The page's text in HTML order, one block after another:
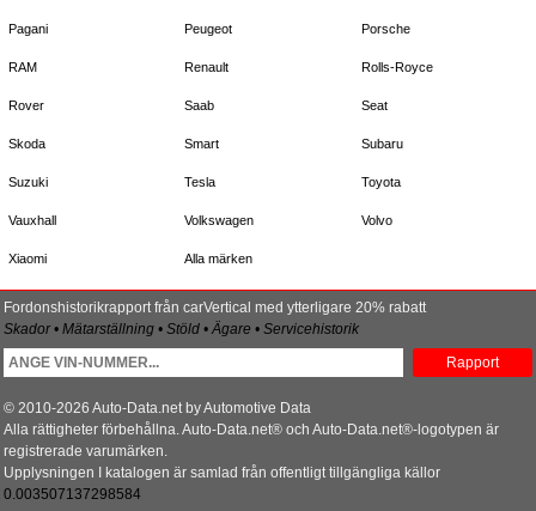
Pagani Peugeot Porsche
RAM Renault Rolls-Royce
Rover Saab Seat
Skoda Smart Subaru
Suzuki Tesla Toyota
Vauxhall Volkswagen Volvo
Xiaomi Alla märken
Fordonshistorikrapport från carVertical med ytterligare 20% rabatt
Skador • Mätarställning • Stöld • Ägare • Servicehistorik
Rapport
© 2010-2026 Auto-Data.net by Automotive Data
Alla rättigheter förbehållna. Auto-Data.net® och Auto-Data.net®-logotypen är
registrerade varumärken.
Upplysningen I katalogen är samlad från offentligt tillgängliga källor
0.003507137298584